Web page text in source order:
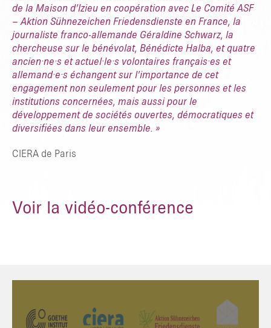
TAPER ENTRER POUR RECHERCHER OU ESC POUR FERMER
de la Maison d’Izieu en coopération avec Le Comité ASF
– Aktion Sühnezeichen Friedensdienste en France, la
journaliste franco-allemande Géraldine Schwarz, la
chercheuse sur le bénévolat, Bénédicte Halba, et quatre
ancien·ne·s et actuel·le·s volontaires français·es et
allemand·e·s échangent sur l’importance de cet
engagement non seulement pour les personnes et les
institutions concernées, mais aussi pour le
développement de sociétés ouvertes, démocratiques et
diversifiées dans leur ensemble. »
CIERA de Paris
Voir la vidéo-conférence